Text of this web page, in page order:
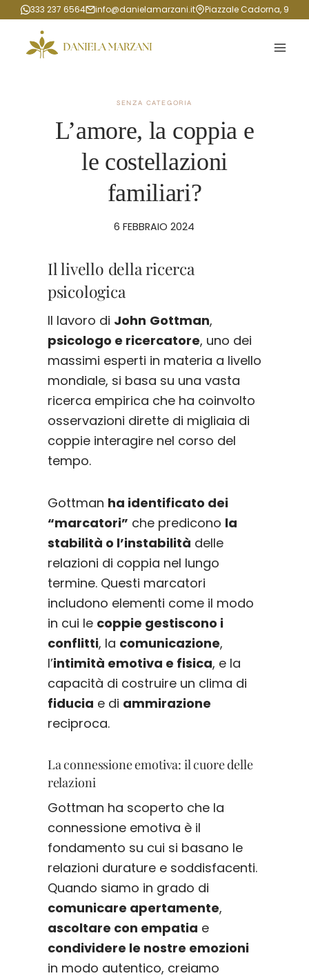
Salta
contenuto
333 237 6564 info@danielamarzani.it Piazzale Cadorna, 9
SENZA CATEGORIA
L’amore, la coppia e
le costellazioni
familiari?
6 FEBBRAIO 2024
Il livello della ricerca
psicologica
Il lavoro di John Gottman,
psicologo e ricercatore, uno dei
massimi esperti in materia a livello
mondiale, si basa su una vasta
ricerca empirica che ha coinvolto
osservazioni dirette di migliaia di
coppie interagire nel corso del
tempo.
Gottman ha identificato dei
“marcatori” che predicono la
stabilità o l’instabilità delle
relazioni di coppia nel lungo
termine. Questi marcatori
includono elementi come il modo
in cui le coppie gestiscono i
conflitti, la comunicazione,
l’intimità emotiva e fisica, e la
capacità di costruire un clima di
fiducia e di ammirazione
reciproca.
La connessione emotiva: il cuore delle
relazioni
Gottman ha scoperto che la
connessione emotiva è il
fondamento su cui si basano le
relazioni durature e soddisfacenti.
Quando siamo in grado di
comunicare apertamente,
ascoltare con empatia e
condividere le nostre emozioni
in modo autentico, creiamo